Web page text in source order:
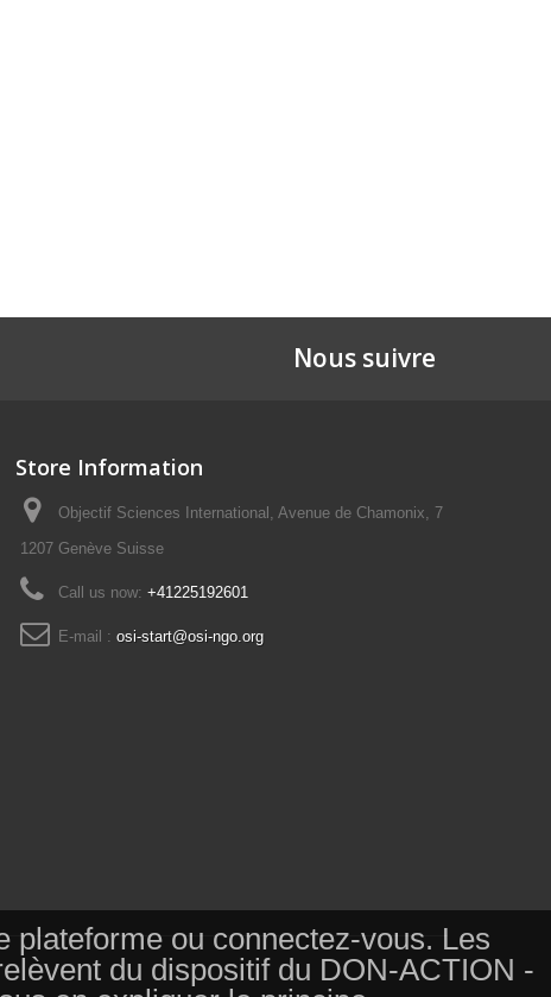
plateforme ou connectez-vous. Les
du dispositif du DON-ACTION -
Nous suivre
Store Information
Objectif Sciences International, Avenue de Chamonix, 7
1207 Genève Suisse
Call us now: +41225192601
E-mail : osi-start@osi-ngo.org